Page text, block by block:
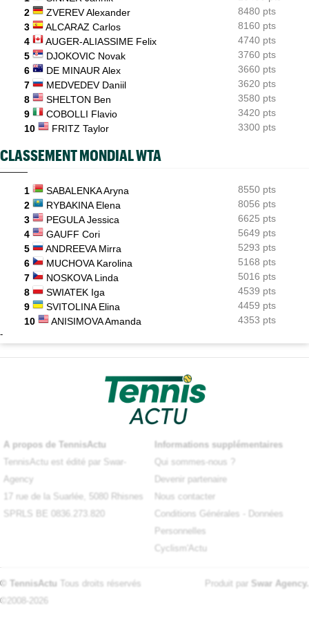
Emma Raducanu doit digérer un nouveau forfait, encore un
coup dur
2
ZVEREV Alexander
8480 pts
3
ALCARAZ Carlos
8160 pts
4
AUGER-ALIASSIME Felix
4740 pts
5
DJOKOVIC Novak
3760 pts
6
DE MINAUR Alex
3660 pts
7
MEDVEDEV Daniil
3620 pts
8
SHELTON Ben
3580 pts
9
COBOLLI Flavio
3420 pts
10
FRITZ Taylor 3300 pts
CLASSEMENT MONDIAL WTA
1 SABALENKA Aryna
8550 pts
2
RYBAKINA Elena
8056 pts
3
PEGULA Jessica
6625 pts
4
GAUFF Cori
5649 pts
5
ANDREEVA Mirra
5293 pts
6
MUCHOVA Karolina
5168 pts
7
NOSKOVA Linda
5016 pts
8
SWIATEK Iga
4539 pts
9
SVITOLINA Elina
4459 pts
10
ANISIMOVA Amanda 4353 pts
-
A propos de TennisActu
TennisActu est édité par Swar-
Agency
17 rue de la Suarlée, 5080 Rhisnes
SPRLS BE 0836.273.820
Informations supplémentaires
Qui sommes-nous ?
Devenir partenaire
Nous contacter
Conditions Générales
Données
Personnelles
Cyclism'Actu
© TennisActu Tous droits réservés
©2008-2026
Produit par Swar Agency.